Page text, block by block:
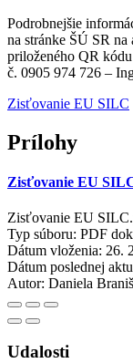
Podrobnejšie
na stránke ŠÚ SR na
priloženého QR
č. 0905 974 726 –
Zisťovanie EU SILC
Prílohy
Zisťovanie EU
Zisťovanie EU
Typ súboru: PDF
Dátum vloženia: 26.
Dátum poslednej
Autor: Daniela
Udalosti